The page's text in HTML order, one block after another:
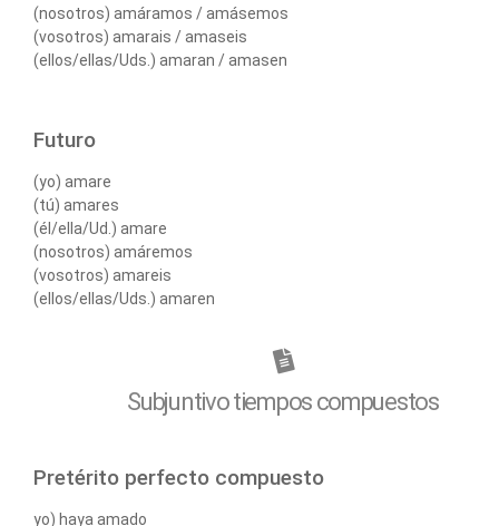
(nosotros) amáramos / amásemos
(vosotros) amarais / amaseis
(ellos/ellas/Uds.) amaran / amasen
Futuro
(yo) amare
(tú) amares
(él/ella/Ud.) amare
(nosotros) amáremos
(vosotros) amareis
(ellos/ellas/Uds.) amaren
Subjuntivo tiempos compuestos
Pretérito perfecto compuesto
yo) haya amado